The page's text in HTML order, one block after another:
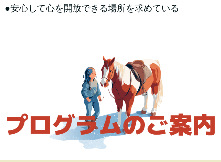
●安心して心を開放できる場所を求めている